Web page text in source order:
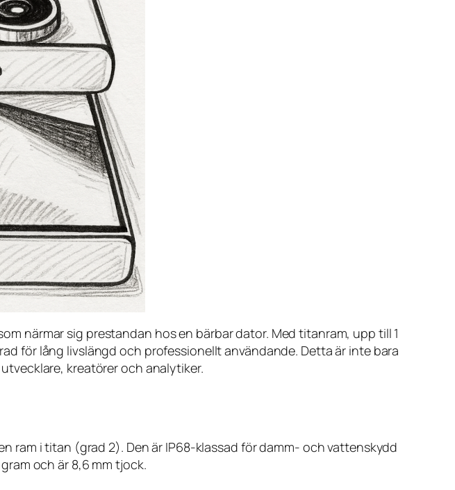
närmar sig prestandan hos en bärbar dator. Med titanram, upp till 1
för lång livslängd och professionellt användande. Detta är inte bara
kreatörer och analytiker.
ram i titan (grad 2). Den är IP68-klassad för damm- och vattenskydd
och är 8,6 mm tjock.